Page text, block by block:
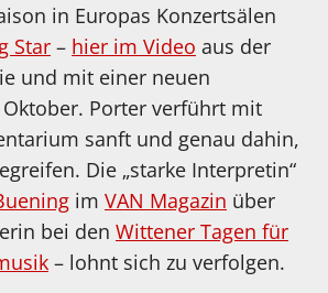
in Europas Konzertsälen
Star – hier im Video aus der
und mit einer neuen
Porter verführt mit
sanft und genau dahin,
Die „starke Interpretin“
im VAN Magazin über
bei den Wittener Tagen für
– lohnt sich zu verfolgen.